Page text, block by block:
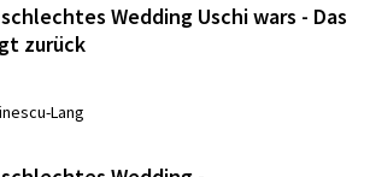
Wedding Uschi wars - Das
zurück
Lang